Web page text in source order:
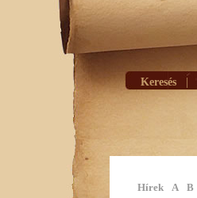
Keresés
Hírek A B